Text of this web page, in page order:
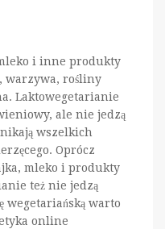
i inne produkty
warzywa, rośliny
Laktowegetarianie
ale nie jedzą
wszelkich
Oprócz
mleko i produkty
też nie jedzą
wegetariańską warto
online